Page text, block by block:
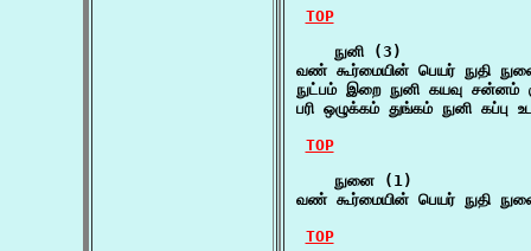
TOP
    நுனி (3)
வண் கூர்மையின் பெயர் நுதி
நுட்பம் இறை நுனி கயவு
பரி ஒழுக்கம் துங்கம் நுனி
TOP
    நுனை (1)
வண் கூர்மையின் பெயர் நுதி
TOP